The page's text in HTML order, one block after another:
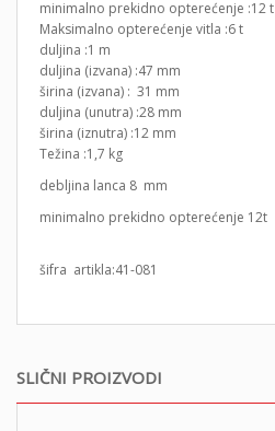
SLIČNI PROIZVODI
minimalno prekidno opterećenje :12 t
Maksimalno opterećenje vitla :6 t
duljina :1 m
duljina (izvana) :47 mm
širina (izvana) : 31 mm
duljina (unutra) :28 mm
širina (iznutra) :12 mm
Težina :1,7 kg
debljina lanca 8 mm
minimalno prekidno opterećenje 12t
šifra artikla:41-081